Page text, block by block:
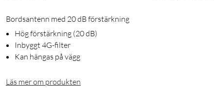
Bordsantenn med 20 dB förstärkning
Hög förstärkning (20 dB)
Inbyggt 4G-filter
Kan hängas på vägg
Läs mer om produkten